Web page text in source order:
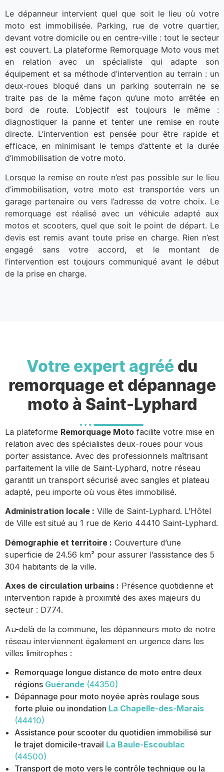
Le dépanneur intervient quel que soit le lieu où votre
moto est immobilisée. Parking, rue de votre quartier,
devant votre domicile ou en centre-ville : tout le secteur
est couvert. La plateforme Remorquage Moto vous met
en relation avec un spécialiste qui adapte son
équipement et sa méthode d’intervention au terrain : un
deux-roues bloqué dans un parking souterrain ne se
traite pas de la même façon qu’une moto arrêtée en
bord de route. L’objectif est toujours le même :
diagnostiquer la panne et tenter une remise en route
directe. L’intervention est pensée pour être rapide et
efficace, en minimisant le temps d’attente et la durée
d’immobilisation de votre moto.
Lorsque la remise en route n’est pas possible sur le lieu
d’immobilisation, votre moto est transportée vers un
garage partenaire ou vers l’adresse de votre choix. Le
remorquage est réalisé avec un véhicule adapté aux
motos et scooters, quel que soit le point de départ. Le
devis est remis avant toute prise en charge. Rien n’est
engagé sans votre accord, et le montant de
l’intervention est toujours communiqué avant le début
de la prise en charge.
Votre expert agréé du
remorquage et dépannage
moto à Saint-Lyphard
La plateforme Remorquage Moto facilite votre mise en
relation avec des spécialistes deux-roues pour vous
porter assistance. Avec des professionnels maîtrisant
parfaitement la ville de Saint-Lyphard, notre réseau
garantit un transport sécurisé avec sangles et plateau
adapté, peu importe où vous êtes immobilisé.
Administration locale : Ville de Saint-Lyphard. L’Hôtel
de Ville est situé au 1 rue de Kerio 44410 Saint-Lyphard.
Démographie et territoire : Couverture d’une
superficie de 24.56 km² pour assurer l’assistance des 5
304 habitants de la ville.
Axes de circulation urbains : Présence quotidienne et
intervention rapide à proximité des axes majeurs du
secteur : D774.
Au-delà de la commune, les dépanneurs moto de notre
réseau interviennent également en urgence dans les
villes limitrophes :
Remorquage longue distance de moto entre deux
régions Guérande (44350)
Dépannage pour moto noyée après roulage sous
forte pluie ou inondation La Chapelle-des-Marais
(44410)
Assistance pour scooter du quotidien immobilisé sur
le trajet domicile-travail La Baule-Escoublac
(44500)
Transport de moto vers le contrôle technique ou la